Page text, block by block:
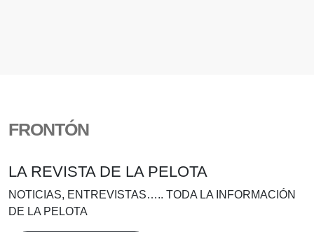
FRONTÓN
LA REVISTA DE LA PELOTA
NOTICIAS, ENTREVISTAS….. TODA LA INFORMACIÓN
DE LA PELOTA